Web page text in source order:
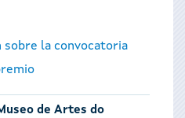
sobre la convocatoria
de Artes do